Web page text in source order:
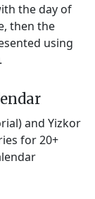
the day of
then the
using
and Yizkor
for 20+